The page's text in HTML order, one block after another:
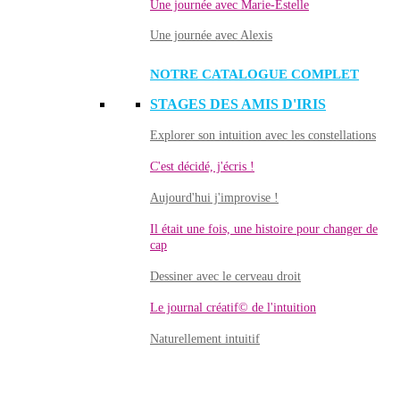
Une journée avec Marie-Estelle
Une journée avec Alexis
NOTRE CATALOGUE COMPLET
STAGES DES AMIS D'IRIS
Explorer son intuition avec les constellations
C'est décidé, j'écris !
Aujourd'hui j'improvise !
Il était une fois, une histoire pour changer de
cap
Dessiner avec le cerveau droit
Le journal créatif© de l'intuition
Naturellement intuitif